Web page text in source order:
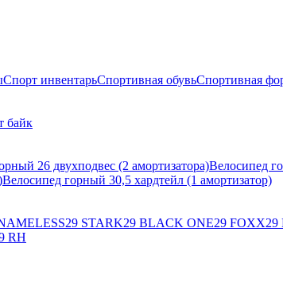
Спорт инвентарьСпортивная обувьСпортивная
байк
26 двухподвес (2 амортизатора)Велосипед
Велосипед горный 30,5 хардтейл (1 амортизатор)
29 STARK29 BLACK ONE29 FOXX29
RH